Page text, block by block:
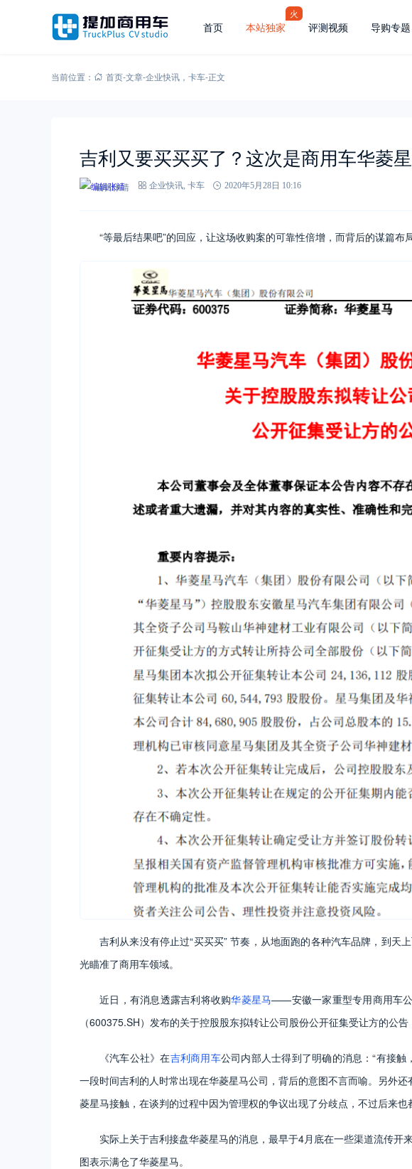
首页 本站独家
火
评测视频 导购专题
当前位置： 首页-文章-企业快讯 ， 卡车-正文
吉利又要买买买了？这次是商用车华菱
编辑张靖 企业快讯 卡车 2020年5月28日 10:16
“等最后结果吧”的回应，让这场收购案的可靠性倍增，而背后的谋篇布
吉利从来没有停止过“买买买” 节奏，从地面跑的各种汽车品牌，到天
光瞄准了商用车领域。
近日，有消息透露吉利将收购华菱星马——安徽一家重型专用商用车
（600375.SH）发布的关于控股股东拟转让公司股份公开征集受让方的公告
《汽车公社》在吉利商用车公司内部人士得到了明确的消息：“有接
一段时间吉利的人时常出现在华菱星马公司，背后的意图不言而喻。另外
菱星马接触，在谈判的过程中因为管理权的争议出现了分歧点，不过后来也
实际上关于吉利接盘华菱星马的消息，最早于4月底在一些渠道流传开
图表示满仓了华菱星马。